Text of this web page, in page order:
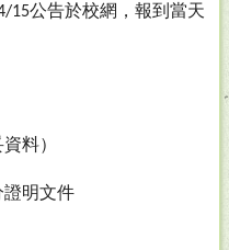
15公告於校網 ， 報到當天
料）
證明文件